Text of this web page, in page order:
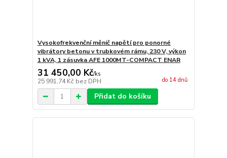
Vysokofrekvenční měnič napětí pro ponorné
vibrátory betonu v trubkovém rámu, 230 V, výkon
1 kVA, 1 zásuvka AFE 1000MT-COMPACT ENAR
31 450,00 Kč/ks
25 991,74 Kč bez DPH do 14 dnů
Přidat do košíku